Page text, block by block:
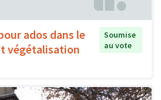
ados dans le
végétalisation
Soumise
au vote